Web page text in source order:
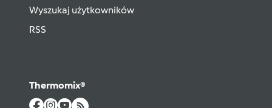
Wyszukaj użytkowników
RSS
Thermomix®